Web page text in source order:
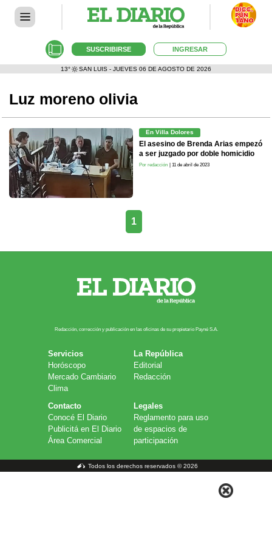
SUSCRIBIRSE INGRESAR
13° SAN LUIS - JUEVES 06 DE AGOSTO DE 2026
Luz moreno olivia
En Villa Dolores
El asesino de Brenda Arias empezó
a ser juzgado por doble homicidio
Por redacción | 11 de abril de 2023
1
Redacción, corrección y publicación en las oficinas de su propietario Payn​é S.A.
Servicios
Horóscopo
Mercado Cambiario
Clima
La República
Editorial
Redacción
Contacto
Conocé El Diario
Publicitá en El Diario
Área Comercial
Legales
Reglamento para uso
de espacios de
participación
Todos los derechos reservados © 2026